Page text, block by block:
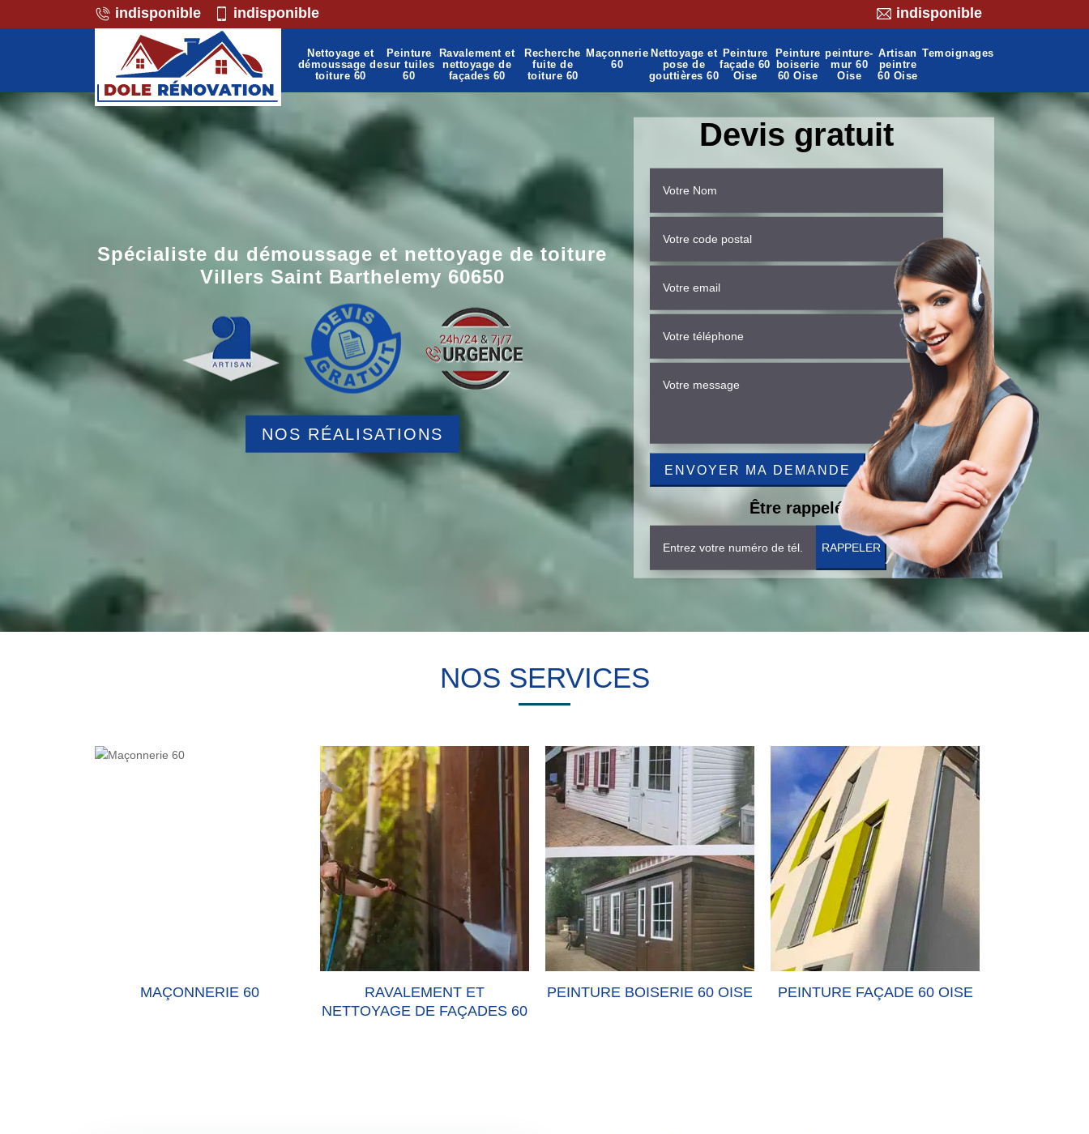
indisponible indisponible indisponible
Nettoyage et
démoussage de
toiture 60
Peinture
sur tuiles
60
Ravalement et
nettoyage de
façades 60
Recherche
fuite de
toiture 60
Maçonnerie
60
Nettoyage et
pose de
gouttières 60
Peinture
façade 60
Oise
Peinture
boiserie
60 Oise
peinture-
mur 60
Oise
Artisan
peintre
60 Oise
Temoignages
Spécialiste du démoussage et nettoyage de toiture
Villers Saint Barthelemy 60650
NOS RÉALISATIONS
Devis gratuit
Être rappelé
NOS SERVICES
MAÇONNERIE 60
RAVALEMENT ET
NETTOYAGE DE FAÇADES 60
PEINTURE BOISERIE 60 OISE PEINTURE FAÇADE 60 OISE